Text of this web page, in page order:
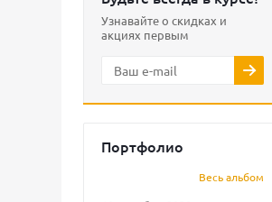
Узнавайте о скидках и
акциях первым
Портфолио
Весь альбом